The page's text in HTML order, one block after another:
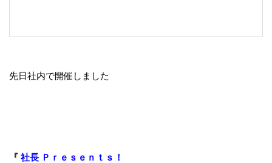
先日社内で開催しました
『 社長 Ｐｒｅｓｅｎｔｓ！